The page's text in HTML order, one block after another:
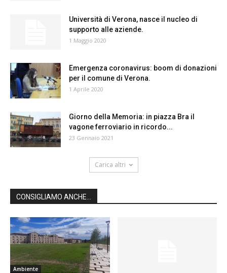
Università di Verona, nasce il nucleo di
supporto alle aziende.
1 Maggio 2020
Emergenza coronavirus: boom di donazioni
per il comune di Verona.
1 Aprile 2020
Giorno della Memoria: in piazza Bra il
vagone ferroviario in ricordo...
23 Gennaio 2021
Carica altri
CONSIGLIAMO ANCHE...
Ambiente